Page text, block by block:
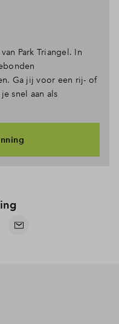
Park Triangel. In
Ga jij voor een rij- of
snel aan als